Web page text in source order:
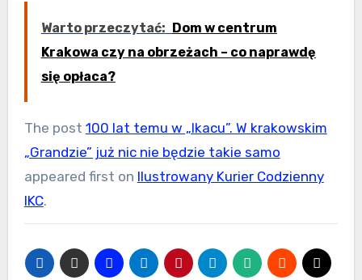
Warto przeczytać: Dom w centrum
Krakowa czy na obrzeżach – co naprawdę
się opłaca?
The post 100 lat temu w „Ikacu”. W krakowskim
„Grandzie” już nic nie będzie takie samo
appeared first on Ilustrowany Kurier Codzienny
IKC.